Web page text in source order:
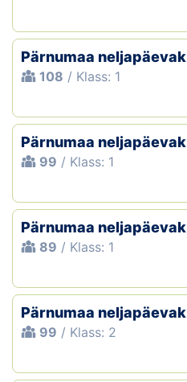
Pärnumaa neljapäevak
108 / Klass: 1
Pärnumaa neljapäevak
99 / Klass: 1
Pärnumaa neljapäevak
89 / Klass: 1
Pärnumaa neljapäevak
99 / Klass: 2